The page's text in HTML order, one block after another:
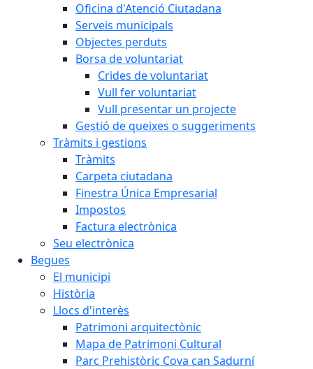
Oficina d'Atenció Ciutadana
Serveis municipals
Objectes perduts
Borsa de voluntariat
Crides de voluntariat
Vull fer voluntariat
Vull presentar un projecte
Gestió de queixes o suggeriments
Tràmits i gestions
Tràmits
Carpeta ciutadana
Finestra Única Empresarial
Impostos
Factura electrònica
Seu electrònica
Begues
El municipi
Història
Llocs d'interès
Patrimoni arquitectònic
Mapa de Patrimoni Cultural
Parc Prehistòric Cova can Sadurní